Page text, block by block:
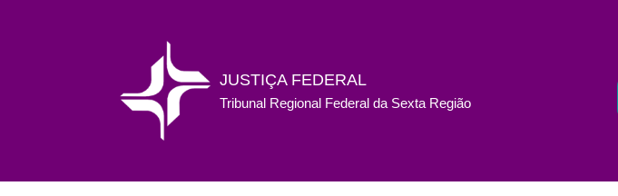
JUSTIÇA FEDERAL
Tribunal Regional Federal da Sexta Região